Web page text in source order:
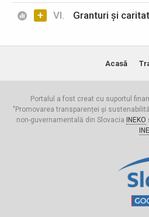
+ VI. Granturi și
Acasă
Portalul a fost creat cu suportul
"Promovarea transparenței și
non-guvernamentală din Slovacia
INEKO